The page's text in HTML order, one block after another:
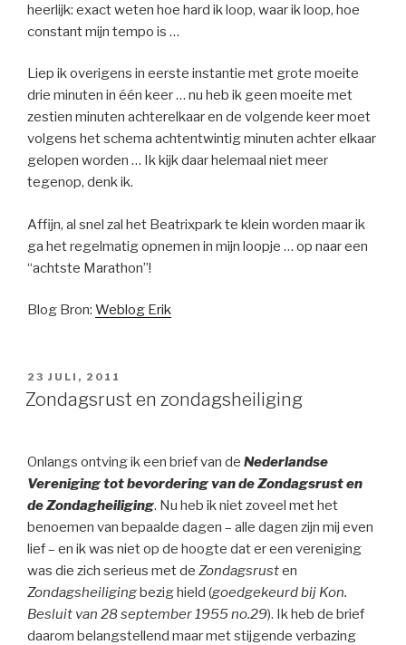
heerlijk: exact weten hoe hard ik loop, waar ik loop, hoe
constant mijn tempo is …
Liep ik overigens in eerste instantie met grote moeite
drie minuten in één keer … nu heb ik geen moeite met
zestien minuten achterelkaar en de volgende keer moet
volgens het schema achtentwintig minuten achter elkaar
gelopen worden … Ik kijk daar helemaal niet meer
tegenop, denk ik.
Affijn, al snel zal het Beatrixpark te klein worden maar ik
ga het regelmatig opnemen in mijn loopje … op naar een
“achtste Marathon”!
Blog Bron: Weblog Erik
GEPLAATST
OP
23 JULI, 2011
Zondagsrust en zondagsheiliging
Onlangs ontving ik een brief van de Nederlandse
Vereniging tot bevordering van de Zondagsrust en
de Zondagheiliging. Nu heb ik niet zoveel met het
benoemen van bepaalde dagen – alle dagen zijn mij even
lief – en ik was niet op de hoogte dat er een vereniging
was die zich serieus met de Zondagsrusten
Zondagsheiligingbezig hield (goedgekeurd bij Kon.
Besluit van 28 september 1955 no.29). Ik heb de brief
daarom belangstellend maar met stijgende verbazing